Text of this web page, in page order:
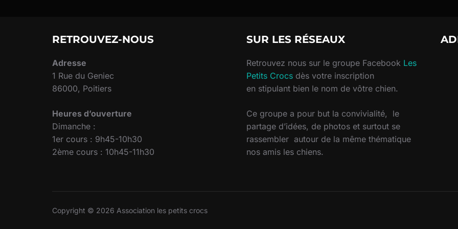
RETROUVEZ-NOUS
Adresse
1 Rue du Geniec
86000, Poitiers
Heures d’ouverture
Dimanche :
1er cours : 9h45-10h30
2ème cours : 10h45-11h30
SUR LES RÉSEAUX
Retrouvez nous sur le groupe Facebook Les
Petits Crocs dès votre inscription
en stipulant bien le nom de vôtre chien.
Ce groupe a pour but la convivialité, le
partage d’idées, de photos et surtout se
rassembler autour de la même thématique
nos amis les chiens.
Copyright © 2026 Association les petits crocs